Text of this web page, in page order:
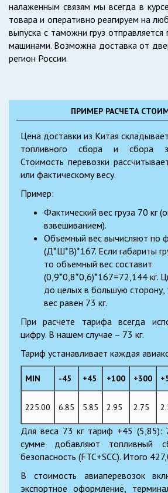
налаженным связям мы всегда в
товара и оперативно реагируем на
выпуска с таможни груз
машинами. Возможна доставка от
регион России.
ПРИМЕР РАСЧЕТА
Цена доставки из Китая
топливного сбора и сбора
Стоимость перевозки
или фактическому весу.
Пример:
Фактический вес груза 70 кг
взвешиванием).
Объемный вес вычисляют по
(Д*Ш*В)*167. Если габариты
то объемный вес составит
(0,9*0,8*0,6)*167=72,144 кг.
до целых в большую сторону,
вес равен 73 кг.
При расчете тарифа всегда
цифру. В нашем случае – 73 кг.
Тариф устанавливает каждая
MIN -45 +45 +100 +300
225.00 6.85 5.85 2.95 2.75
Для веса 73 кг тариф +45 (5,85):
сумме добавляют топливный
безопасность (FTC+SCC). Итого
В стоимость авиаперевозок
экспортное оформление,